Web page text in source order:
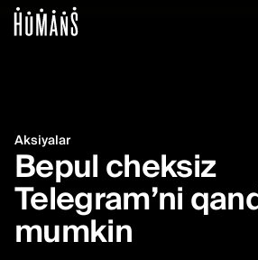
Aloqa,
Bepul cheksiz
Telegram’ni
mumkin
Aksiyalar